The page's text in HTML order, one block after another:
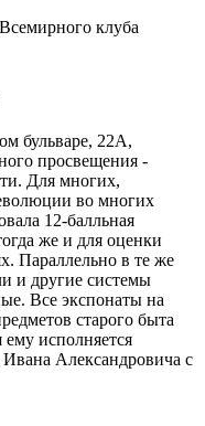
клуба
бульваре, 22А,
просвещения -
Для многих,
во многих
12-балльная
же и для оценки
Параллельно в те же
и другие системы
Все экспонаты на
старого быта
исполняется
Ивана Александровича с